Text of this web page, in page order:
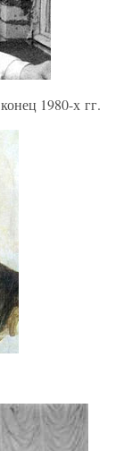
1980-х гг.